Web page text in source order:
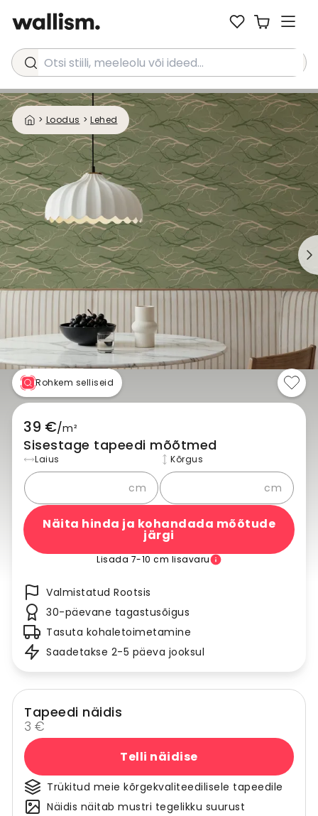
Otsi stiili, meeleolu või ideed...
> Loodus > Lehed
Rohkem selliseid
39 €/m²
Sisestage tapeedi mõõtmed
Laius
cm
Kõrgus
cm
Näita hinda ja kohandada mõõtude
järgi
Lisada 7-10 cm lisavaru
Valmistatud Rootsis
30-päevane tagastusõigus
Tasuta kohaletoimetamine
Saadetakse 2-5 päeva jooksul
Tapeedi näidis
3 €
Telli näidise
Trükitud meie kõrgekvaliteedilisele tapeedile
Näidis näitab mustri tegelikku suurust